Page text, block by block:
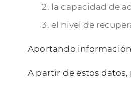
la capacidad de
el nivel de
Aportando
A partir de estos